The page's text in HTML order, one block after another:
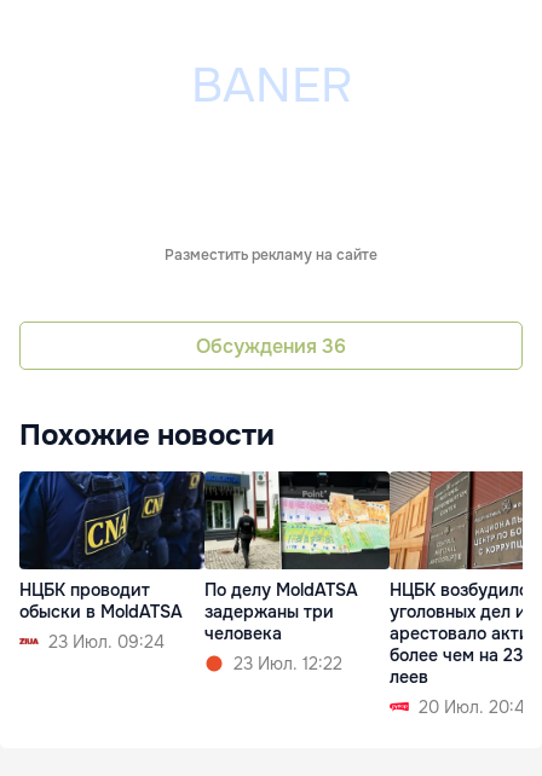
Разместить рекламу на сайте
Обсуждения 36
Похожие новости
НЦБК проводит
обыски в MoldATSA
23 Июл. 09:24
По делу MoldATSA
задержаны три
человека
23 Июл. 12:22
НЦБК возбудило
уголовных дел и
арестовало
более чем на 236
леев
20 Июл. 20:43